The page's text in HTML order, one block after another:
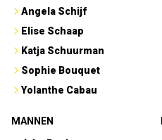
Angela Schijf
Elise Schaap
Katja Schuurman
Sophie Bouquet
Yolanthe Cabau
MANNEN